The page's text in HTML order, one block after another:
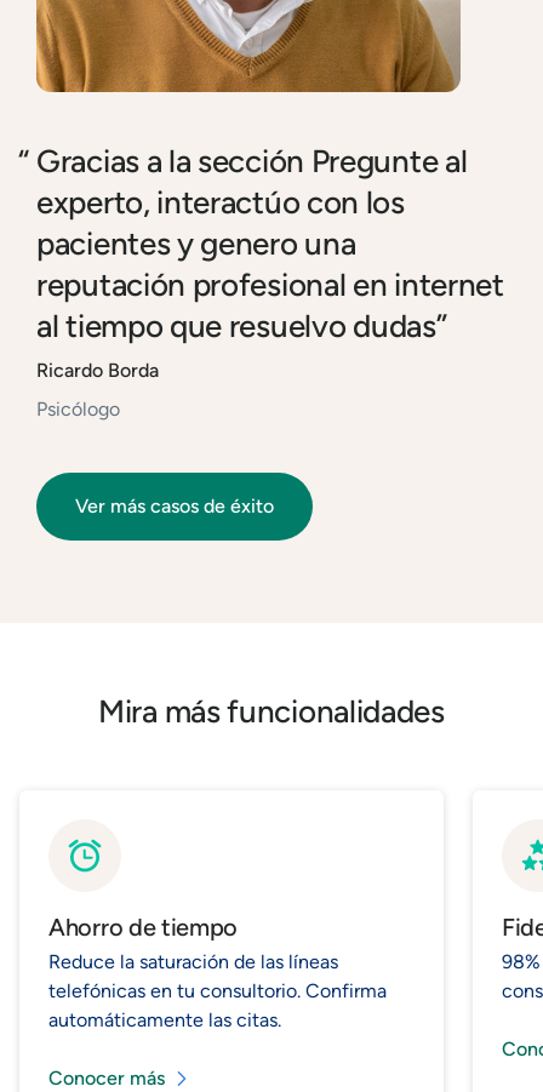
Gracias a la sección Pregunte al
experto, interactúo con los
pacientes y genero una
reputación profesional en internet
al tiempo que resuelvo dudas”
Ricardo Borda
Psicólogo
Ver más casos de éxito
Mira más funcionalidades
Ahorro de tiempo
Reduce la saturación de las líneas
telefónicas en tu consultorio. Confirma
automáticamente las citas.
Conocer más